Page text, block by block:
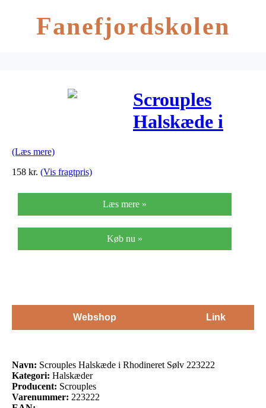
Fanefjordskolen
Scrouples
Halskæde i
(Læs mere)
158 kr. (Vis fragtpris)
Læs mere »
Køb nu »
Webshop Link
Navn: Scrouples Halskæde i Rhodineret Sølv 223222
Kategori: Halskæder
Producent: Scrouples
Varenummer: 223222